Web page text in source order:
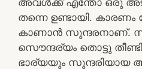
തന്നെ ഉണ്ടായി.
കാണാന്‍ സുന്ദരനാണ്.
സൌന്ദര്യം തൊട്ടു
ഭാര്യയും സുന്ദരിയായ